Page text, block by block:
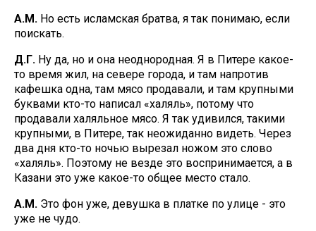
А.М. Но есть исламская братва, я так понимаю, если
поискать.
Д.Г. Ну да, но и она неоднородная. Я в Питере какое-
то время жил, на севере города, и там напротив
кафешка одна, там мясо продавали, и там крупными
буквами кто-то написал «халяль», потому что
продавали халяльное мясо. Я так удивился, такими
крупными, в Питере, так неожиданно видеть. Через
два дня кто-то ночью вырезал ножом это слово
«халяль». Поэтому не везде это воспринимается, а в
Казани это уже какое-то общее место стало.
А.М. Это фон уже, девушка в платке по улице - это
уже не чудо.